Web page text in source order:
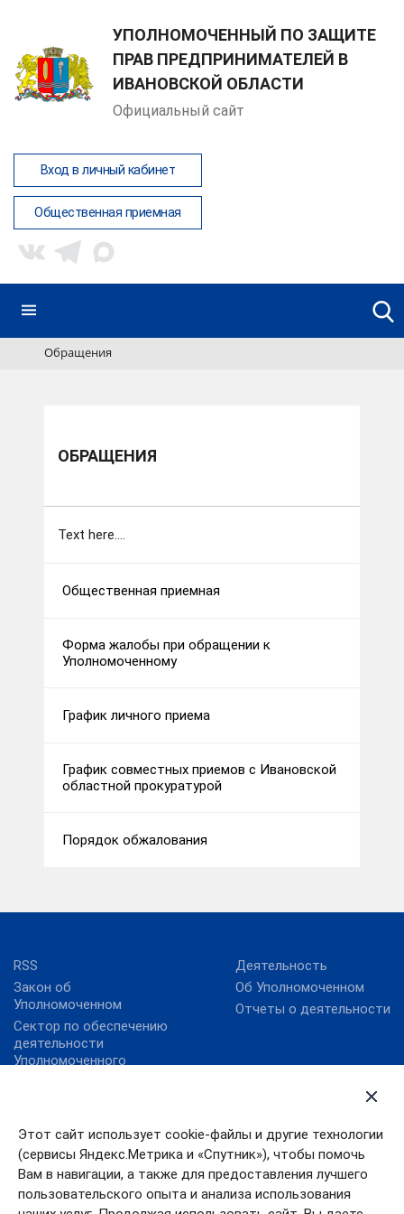
УПОЛНОМОЧЕННЫЙ ПО ЗАЩИТЕ
ПРАВ ПРЕДПРИНИМАТЕЛЕЙ В
ИВАНОВСКОЙ ОБЛАСТИ
Официальный сайт
Вход в личный кабинет
Общественная приемная
Этот сайт использует cookie-файлы и другие технологии
(сервисы Яндекс.Метрика и «Спутник»), чтобы помочь
Вам в навигации, а также для предоставления лучшего
пользовательского опыта и анализа использования
Обращения
ОБРАЩЕНИЯ
Text here....
Общественная приемная
Форма жалобы при обращении к
Уполномоченному
График личного приема
График совместных приемов с Ивановской
областной прокуратурой
Порядок обжалования
RSS
Закон об
Уполномоченном
Сектор по обеспечению
деятельности
Уполномоченного
Деятельность
Об Уполномоченном
Отчеты о деятельности
Ответы на вопросы
Правовые акты
Анонсы мероприятий
Уполномоченный при
Президенте РФ по
защите прав
предпринимателей